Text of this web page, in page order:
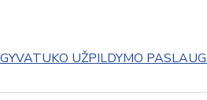
UŽPILDYMO